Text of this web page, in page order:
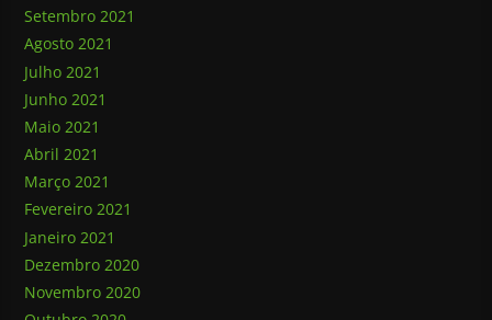
Setembro 2021
Agosto 2021
Julho 2021
Junho 2021
Maio 2021
Abril 2021
Março 2021
Fevereiro 2021
Janeiro 2021
Dezembro 2020
Novembro 2020